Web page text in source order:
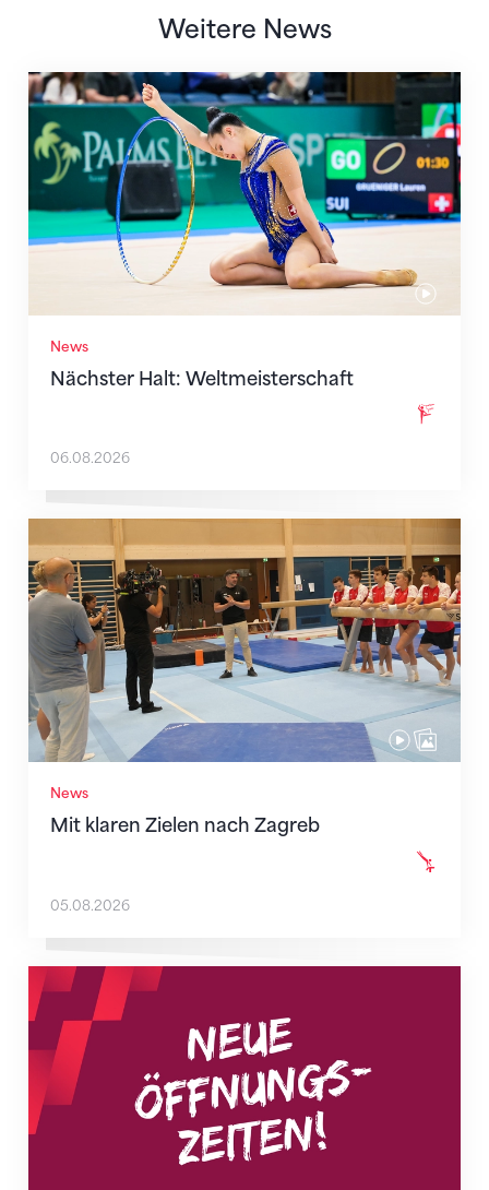
Weitere News
News
Nächster Halt: Weltmeisterschaft
Nächster Halt: Weltmeisterschaft
06.08.2026
News
Mit klaren Zielen nach Zagreb
Mit klaren Zielen nach Zagreb
05.08.2026
Neue Empfangszeiten ab 1. August 2026